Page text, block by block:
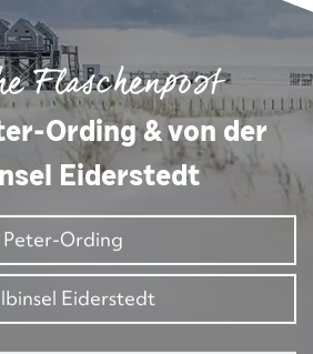
Flaschenpost
Ording & von der
Eiderstedt
Peter-Ording
Eiderstedt